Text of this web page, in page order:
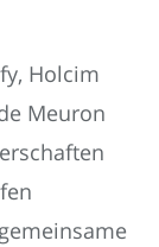
Holcim
Meuron